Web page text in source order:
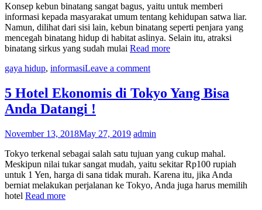
Konsep kebun binatang sangat bagus, yaitu untuk memberi
informasi kepada masyarakat umum tentang kehidupan satwa liar.
Namun, dilihat dari sisi lain, kebun binatang seperti penjara yang
mencegah binatang hidup di habitat aslinya. Selain itu, atraksi
binatang sirkus yang sudah mulai Read more
gaya hidup, informasiLeave a comment
5 Hotel Ekonomis di Tokyo Yang Bisa
Anda Datangi !
November 13, 2018May 27, 2019 admin
Tokyo terkenal sebagai salah satu tujuan yang cukup mahal.
Meskipun nilai tukar sangat mudah, yaitu sekitar Rp100 rupiah
untuk 1 Yen, harga di sana tidak murah. Karena itu, jika Anda
berniat melakukan perjalanan ke Tokyo, Anda juga harus memilih
hotel Read more